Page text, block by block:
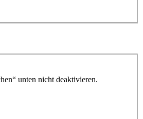
unten nicht deaktivieren.